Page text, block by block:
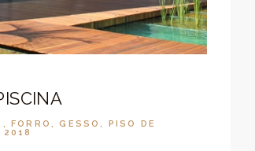
, FORRO,GESSO,
PISO DE
2018